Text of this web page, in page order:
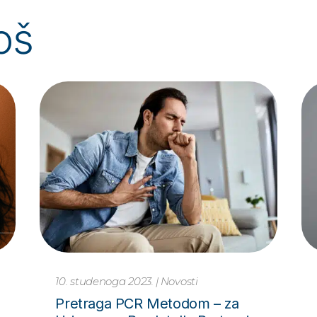
9. studenoga 2023.| Novosti
Ako vas pitaju za #Movember,